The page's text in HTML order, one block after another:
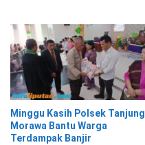
Minggu Kasih Polsek Tanjung
Morawa Bantu Warga
Terdampak Banjir